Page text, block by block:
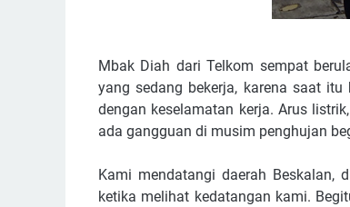
Mbak Diah dari Telkom sempat
yang sedang bekerja, karena saat
dengan keselamatan kerja. Arus
ada gangguan di musim penghujan
Kami mendatangi daerah
ketika melihat kedatangan kami.